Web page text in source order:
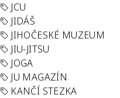
JCU
JIDÁŠ
JIHOČESKÉ MUZEUM
JIU-JITSU
JOGA
JU MAGAZÍN
KANČÍ STEZKA